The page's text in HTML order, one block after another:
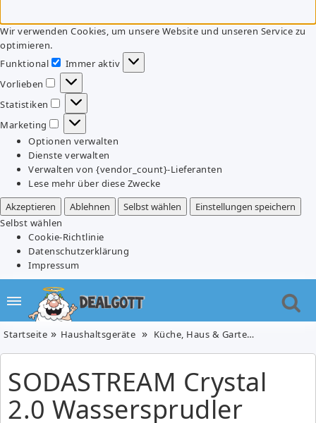
Wir verwenden Cookies, um unsere Website und unseren Service zu
optimieren.
Funktional
Funktional
Immer aktiv
Vorlieben
Vorlieben
Statistiken
Statistiken
Marketing
Marketing
Optionen verwalten
Dienste verwalten
Verwalten von {vendor_count}-Lieferanten
Lese mehr über diese Zwecke
Akzeptieren
Ablehnen Selbst wählen
Einstellungen speichern
Selbst wählen
Cookie-Richtlinie
Datenschutzerklärung
Impressum
Startseite Haushaltsgeräte Küche, Haus & Garten
SODASTREAM Crystal
2.0 Wassersprudler